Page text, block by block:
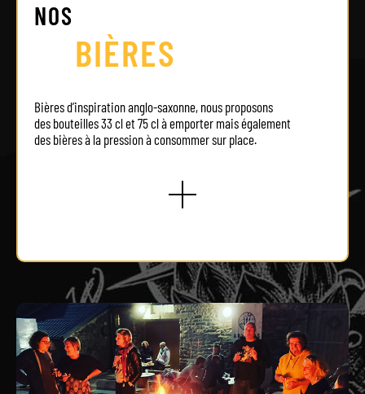
NOS
BIÈRES
Bières d’inspiration anglo-saxonne, nous proposons
des bouteilles 33 cl et 75 cl à emporter mais également
des bières à la pression à consommer sur place.